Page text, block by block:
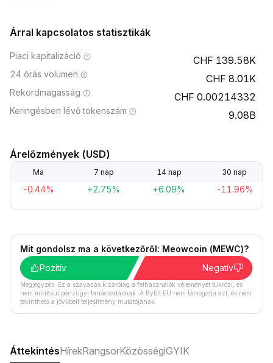
Árral kapcsolatos statisztikák
Piaci kapitalizáció 139.58K
24 órás volumen 8.01K
Rekordmagasság 0.00214332
Keringésben lévő tokenszám 9.08B
Árelőzmények (USD)
Ma 7 nap 14 nap 30 nap
-0.44% +2.75% +6.09% -11.96%
Mit gondolsz ma a következőről: Meowcoin (MEWC)?
Pozitív
Negatív
Megjegyzés: Ez a szavazás kizárólag a felhasználók véleményét tükrözi, és
nem minősül pénzügyi tanácsadásnak. A Bybit EU nem támogatja azt, és nem
tekinthető a jövőbeli teljesítmény mutatójának.
ÁttekintésHírekRangsorKözösségiGYIK